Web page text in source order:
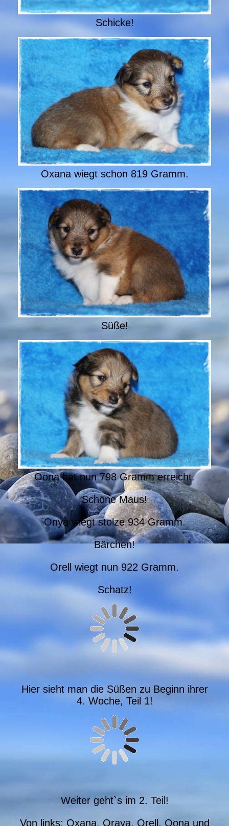
Schicke!
Oxana wiegt schon 819 Gramm.
Süße!
Oona hat nun 798 Gramm erreicht.
Schöne Maus!
Onya wiegt stolze 934 Gramm.
Bärchen!
Orell wiegt nun 922 Gramm.
Schatz!
Hier sieht man die Süßen zu Beginn ihrer
4. Woche, Teil 1!
Weiter geht`s im 2. Teil!
Von links: Oxana, Oraya, Orell, Oona und